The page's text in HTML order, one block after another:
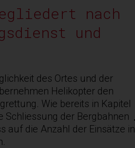
nach
und
des Ortes und der
Helikopter den
Wie bereits in Kapitel
Schliessung der Bergbahnen
auf die Anzahl der Einsätze in